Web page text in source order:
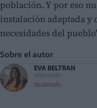
población. Y por eso
instalación adaptada y
necesidades del
Sobre el autor
EVA BELTRAN
PERIODISTA
Ver biografía